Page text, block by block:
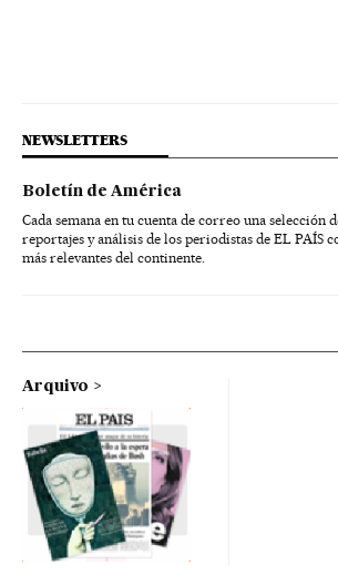
NEWSLETTERS
Boletín de América
Cada semana en tu cuenta de correo una selección
reportajes y análisis de los periodistas de EL PAÍS
más relevantes del continente.
Arquivo